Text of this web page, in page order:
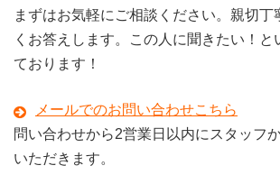
まずはお気軽にご相談ください。親切丁
くお答えします。この人に聞きたい！と
ております！
メールでのお問い合わせこちら
問い合わせから2営業日以内にスタッフ
いただきます。